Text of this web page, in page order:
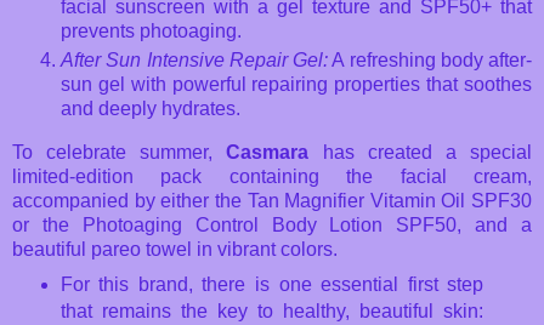
facial sunscreen with a gel texture and SPF50+ that
prevents photoaging.
After Sun Intensive Repair Gel:A refreshing body after-
sun gel with powerful repairing properties that soothes
and deeply hydrates.
To celebrate summer,Casmara
has created a special
limited-edition pack containing the facial cream,
accompanied by either the Tan Magnifier Vitamin Oil SPF30
or the Photoaging Control Body Lotion SPF50, and a
beautiful pareo towel in vibrant colors.
For this brand, there is one essential first step
that remains the key to healthy, beautiful skin: